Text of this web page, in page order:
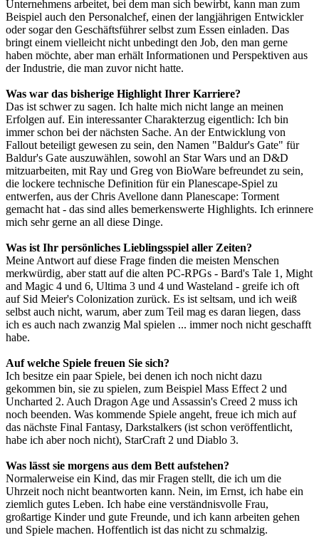
Unternehmens arbeitet, bei dem man sich bewirbt, kann man zum
Beispiel auch den Personalchef, einen der langjährigen Entwickler
oder sogar den Geschäftsführer selbst zum Essen einladen. Das
bringt einem vielleicht nicht unbedingt den Job, den man gerne
haben möchte, aber man erhält Informationen und Perspektiven aus
der Industrie, die man zuvor nicht hatte.
Was war das bisherige Highlight Ihrer Karriere?
Das ist schwer zu sagen. Ich halte mich nicht lange an meinen
Erfolgen auf. Ein interessanter Charakterzug eigentlich: Ich bin
immer schon bei der nächsten Sache. An der Entwicklung von
Fallout beteiligt gewesen zu sein, den Namen "Baldur's Gate" für
Baldur's Gate auszuwählen, sowohl an Star Wars und an D&D
mitzuarbeiten, mit Ray und Greg von BioWare befreundet zu sein,
die lockere technische Definition für ein Planescape-Spiel zu
entwerfen, aus der Chris Avellone dann Planescape: Torment
gemacht hat - das sind alles bemerkenswerte Highlights. Ich erinnere
mich sehr gerne an all diese Dinge.
Was ist Ihr persönliches Lieblingsspiel aller Zeiten?
Meine Antwort auf diese Frage finden die meisten Menschen
merkwürdig, aber statt auf die alten PC-RPGs - Bard's Tale 1, Might
and Magic 4 und 6, Ultima 3 und 4 und Wasteland - greife ich oft
auf Sid Meier's Colonization zurück. Es ist seltsam, und ich weiß
selbst auch nicht, warum, aber zum Teil mag es daran liegen, dass
ich es auch nach zwanzig Mal spielen ... immer noch nicht geschafft
habe.
Auf welche Spiele freuen Sie sich?
Ich besitze ein paar Spiele, bei denen ich noch nicht dazu
gekommen bin, sie zu spielen, zum Beispiel Mass Effect 2 und
Uncharted 2. Auch Dragon Age und Assassin's Creed 2 muss ich
noch beenden. Was kommende Spiele angeht, freue ich mich auf
das nächste Final Fantasy, Darkstalkers (ist schon veröffentlicht,
habe ich aber noch nicht), StarCraft 2 und Diablo 3.
Was lässt sie morgens aus dem Bett aufstehen?
Normalerweise ein Kind, das mir Fragen stellt, die ich um die
Uhrzeit noch nicht beantworten kann. Nein, im Ernst, ich habe ein
ziemlich gutes Leben. Ich habe eine verständnisvolle Frau,
großartige Kinder und gute Freunde, und ich kann arbeiten gehen
und Spiele machen. Hoffentlich ist das nicht zu schmalzig.